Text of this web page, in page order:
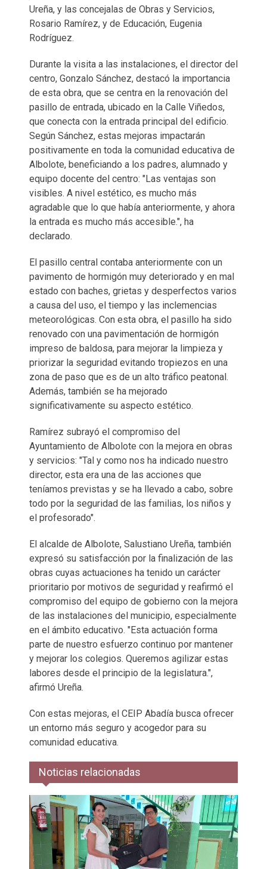
Ureña, y las concejalas de Obras y Servicios,
Rosario Ramírez, y de Educación, Eugenia
Rodríguez.
Durante la visita a las instalaciones, el director del
centro, Gonzalo Sánchez, destacó la importancia
de esta obra, que se centra en la renovación del
pasillo de entrada, ubicado en la Calle Viñedos,
que conecta con la entrada principal del edificio.
Según Sánchez, estas mejoras impactarán
positivamente en toda la comunidad educativa de
Albolote, beneficiando a los padres, alumnado y
equipo docente del centro: "Las ventajas son
visibles. A nivel estético, es mucho más
agradable que lo que había anteriormente, y ahora
la entrada es mucho más accesible.", ha
declarado.
El pasillo central contaba anteriormente con un
pavimento de hormigón muy deteriorado y en mal
estado con baches, grietas y desperfectos varios
a causa del uso, el tiempo y las inclemencias
meteorológicas. Con esta obra, el pasillo ha sido
renovado con una pavimentación de hormigón
impreso de baldosa, para mejorar la limpieza y
priorizar la seguridad evitando tropiezos en una
zona de paso que es de un alto tráfico peatonal.
Además, también se ha mejorado
significativamente su aspecto estético.
Ramírez subrayó el compromiso del
Ayuntamiento de Albolote con la mejora en obras
y servicios: "Tal y como nos ha indicado nuestro
director, esta era una de las acciones que
teníamos previstas y se ha llevado a cabo, sobre
todo por la seguridad de las familias, los niños y
el profesorado".
El alcalde de Albolote, Salustiano Ureña, también
expresó su satisfacción por la finalización de las
obras cuyas actuaciones ha tenido un carácter
prioritario por motivos de seguridad y reafirmó el
compromiso del equipo de gobierno con la mejora
de las instalaciones del municipio, especialmente
en el ámbito educativo. "Esta actuación forma
parte de nuestro esfuerzo continuo por mantener
y mejorar los colegios. Queremos agilizar estas
labores desde el principio de la legislatura.",
afirmó Ureña.
Con estas mejoras, el CEIP Abadía busca ofrecer
un entorno más seguro y acogedor para su
comunidad educativa.
Noticias relacionadas